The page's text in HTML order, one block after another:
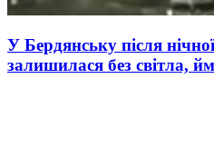
У Бердянську після
залишилася без світла,